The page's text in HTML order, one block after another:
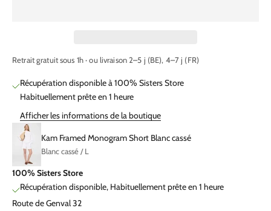
Retrait gratuit sous 1h · ou livraison 2–5 j (BE), 4–7 j (FR)
Récupération disponible à 100% Sisters Store
Habituellement prête en 1 heure
Afficher les informations de la boutique
Kam Framed Monogram Short Blanc cassé
Blanc cassé / L
100% Sisters Store
Récupération disponible, Habituellement prête en 1 heure
Route de Genval 32